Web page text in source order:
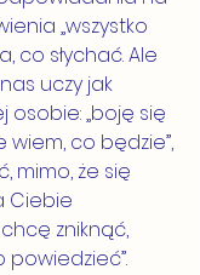
„wszystko
co słychać. Ale
uczy jak
osobie: „boję się
wiem, co będzie”,
mimo, że się
Ciebie
zniknąć,